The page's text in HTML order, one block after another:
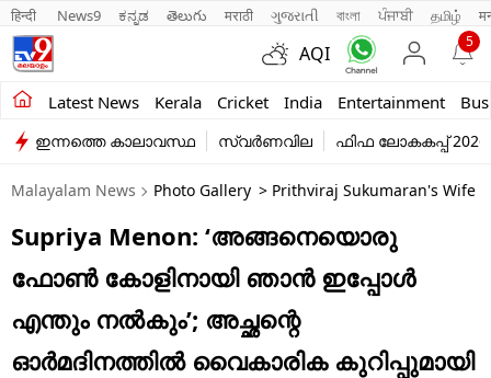
हिन्दी News9 ಕನ್ನಡ తెలుగు मराठी ગુજરાતી বাংলা ਪੰਜਾਬੀ தமிழ்
AQI
5
Latest News Kerala Cricket India Entertainment
Kerala
India
Entertainment
Business
Education
Sports
ഇന്നത്തെ കാലാവസ്ഥ സ്വർണവില ഫിഫ ലോകകപ്പ് 2026
Malayalam News Photo Gallery > Prithviraj Sukumaran's Wife
Supriya Menon: ‘അങ്ങനെയൊരു
ഫോൺ കോളിനായി ഞാന്‍ ഇപ്പോൾ
എന്തും നല്‍കും’; അച്ഛന്റെ
ഓർമദിനത്തിൽ വൈകാരിക കുറിപ്പുമായി